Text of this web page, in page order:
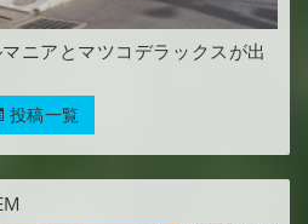
ニアとマツコデラックスが出
投稿一覧